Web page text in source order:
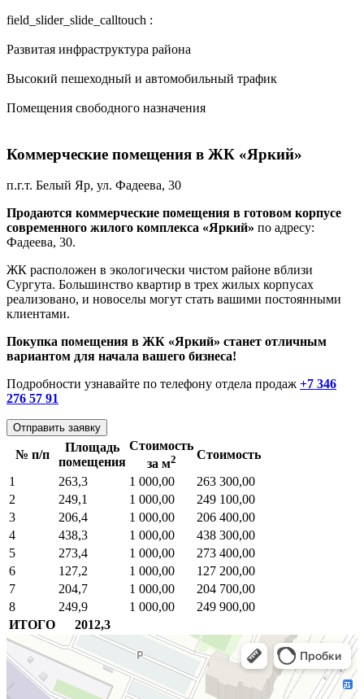
field_slider_slide_calltouch :
Развитая инфраструктура района
Высокий пешеходный и автомобильный трафик
Помещения свободного назначения
Коммерческие помещения в ЖК «Яркий»
п.г.т. Белый Яр, ул. Фадеева, 30
Продаются коммерческие помещения в готовом корпусе
современного жилого комплекса «Яркий» по адресу:
Фадеева, 30.
ЖК расположен в экологически чистом районе вблизи
Сургута. Большинство квартир в трех жилых корпусах
реализовано, и новоселы могут стать вашими постоянными
клиентами.
Покупка помещения в ЖК «Яркий» станет отличным
вариантом для начала вашего бизнеса!
Подробности узнавайте по телефону отдела продаж +7 346
276 57 91
Отправить заявку
№ п/п
Площадь
помещения
Стоимость
за м2
Стоимость
1
263,3 1 000,00
263 300,00
2
249,1 1 000,00
249 100,00
3
206,4 1 000,00
206 400,00
4
438,3 1 000,00
438 300,00
5
273,4 1 000,00
273 400,00
6
127,2 1 000,00
127 200,00
7
204,7 1 000,00
204 700,00
8
249,9 1 000,00
249 900,00
ИТОГО
2012,3